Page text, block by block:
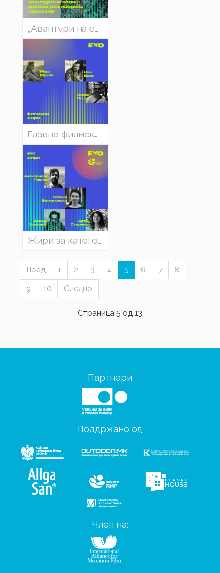
„Авантури на екранот: женска режисерска приказна“ Елиза Кубарска
Главно филмско жири на ЕХО 14' / 2023
Жири за категоријата „Најдобар еколошки филм“
Пред 1 2 3 4 5 6 7
8
9
10 Следно
Страница 5 од 13
Партнери
Поддржано од
Член на: